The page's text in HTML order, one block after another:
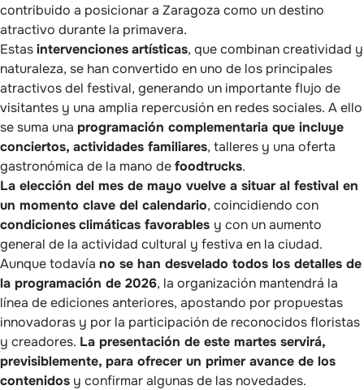
contribuido a posicionar a Zaragoza como un destino
atractivo durante la primavera.
Estasintervencionesartísticas, que combinan creatividad y
naturaleza, se han convertido en uno de los principales
atractivos del festival, generando un importante flujo de
visitantes y una amplia repercusión en redes sociales. A ello
se suma una programación complementaria que incluye
conciertos, actividades familiares, talleres y una oferta
gastronómica de la mano defoodtrucks.
La elección del mes de mayo vuelve a situar al festival en
un momento clave del calendario, coincidiendo con
condicionesclimáticas favorables y con un aumento
general de la actividad cultural y festiva en la ciudad.
Aunque todavía no se han desvelado todos los detalles de
la programación de 2026, la organización mantendrá la
línea de ediciones anteriores, apostando por propuestas
innovadoras y por la participación de reconocidos floristas
y creadores. La presentación de este martes servirá,
previsiblemente, para ofrecer un primer avance de los
contenidos y confirmar algunas de las novedades.